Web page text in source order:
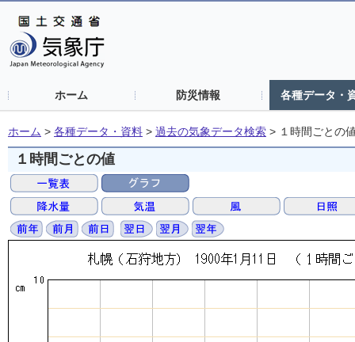
ホーム 防災情報 各種データ・
ホーム > 各種データ・資料 > 過去の気象データ検索 > １時間ごとの
１時間ごとの値